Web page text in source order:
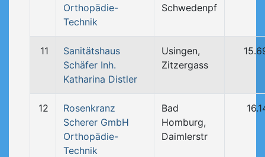
Orthopädie-
Technik
Schwedenpf
11
Sanitätshaus
Schäfer Inh.
Katharina Distler
Usingen,
Zitzergass
12
Rosenkranz
Scherer GmbH
Orthopädie-
Technik
Bad
Homburg,
Daimlerstr